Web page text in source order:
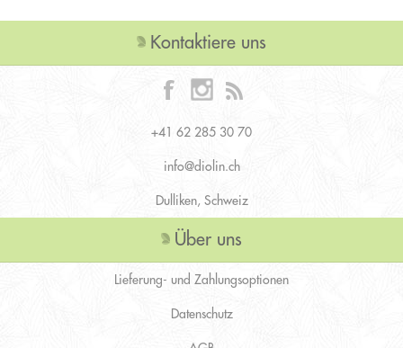
Kontaktiere uns
+41 62 285 30 70
info@diolin.ch
Dulliken, Schweiz
Über uns
Lieferung- und Zahlungsoptionen
Datenschutz